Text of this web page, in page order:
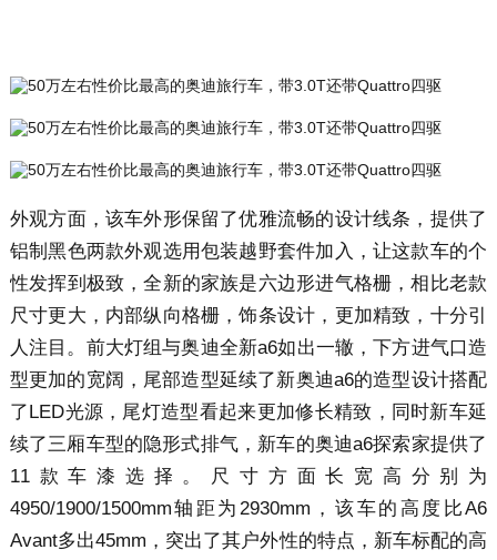
外观方面，该车外形保留了优雅流畅的设计线条，提供了
铝制黑色两款外观选用包装越野套件加入，让这款车的个
性发挥到极致，全新的家族是六边形进气格栅，相比老款
尺寸更大，内部纵向格栅，饰条设计，更加精致，十分引
人注目。前大灯组与奥迪全新a6如出一辙，下方进气口造
型更加的宽阔，尾部造型延续了新奥迪a6的造型设计搭配
了LED光源，尾灯造型看起来更加修长精致，同时新车延
续了三厢车型的隐形式排气，新车的奥迪a6探索家提供了
11款车漆选择。尺寸方面长宽高分别为
4950/1900/1500mm轴距为2930mm，该车的高度比A6
Avant多出45mm，突出了其户外性的特点，新车标配的高